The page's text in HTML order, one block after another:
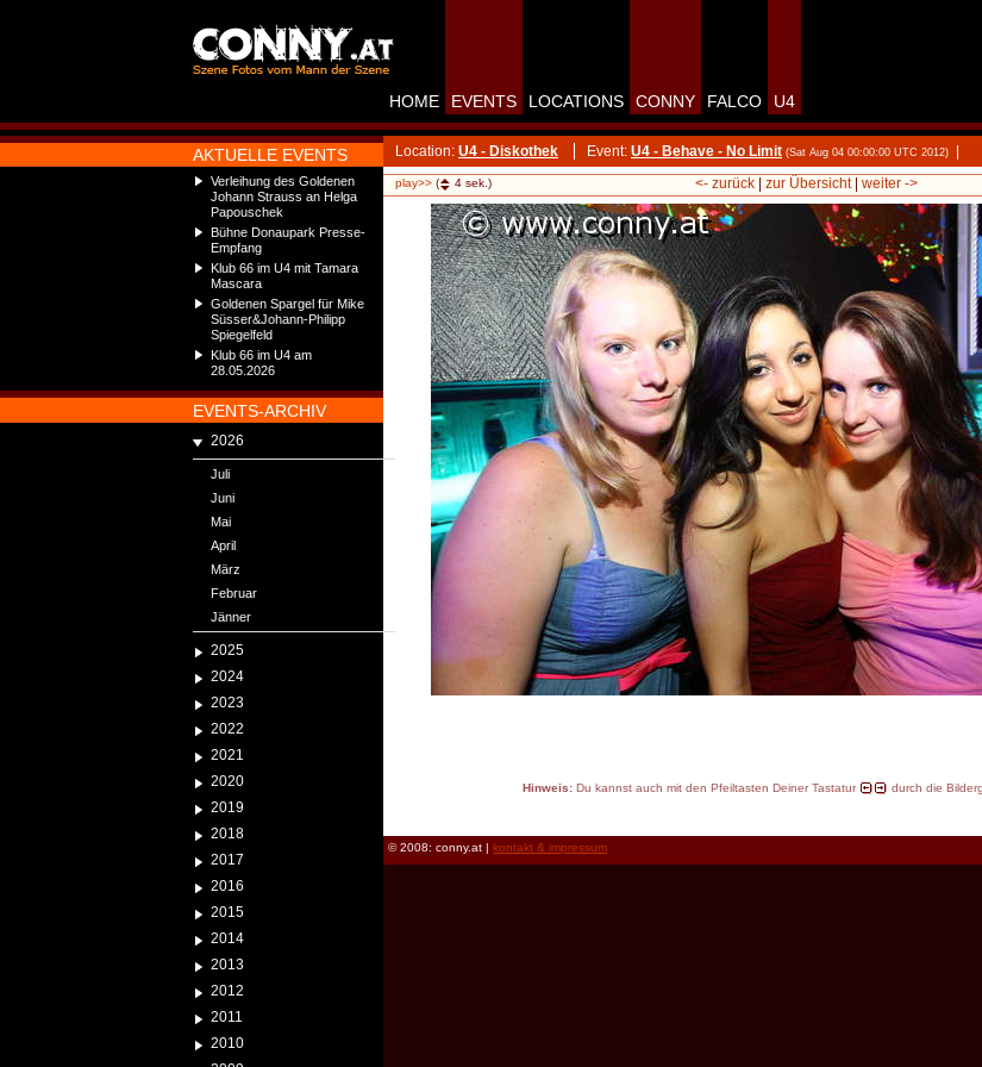
AKTUELLE EVENTS
Verleihung des Goldenen
Johann Strauss an Helga
Papouschek
Bühne Donaupark Presse-
Empfang
Klub 66 im U4 mit Tamara
Mascara
Goldenen Spargel für Mike
Süsser&Johann-Philipp
Spiegelfeld
Klub 66 im U4 am
28.05.2026
EVENTS-ARCHIV
2026
Juli
Juni
Mai
April
März
Februar
Jänner
2025
2024
2023
2022
2021
2020
2019
2018
2017
2016
2015
2014
2013
2012
2011
2010
HOME EVENTS LOCATIONS CONNY FALCO U4
Location: U4 - Diskothek Event: U4 - Behave - No Limit (Sat Aug 04 00:00:00 UTC 2012)
play>> ( 4 sek.) <- zurück| zur Übersicht| weiter ->
Hinweis:Du kannst auch mit den Pfeiltasten Deiner Tastatur durch die
© 2008: conny.at | kontakt & impressum